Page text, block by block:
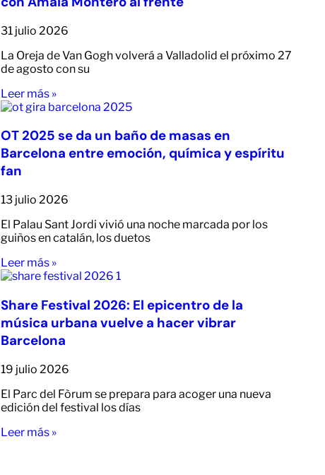
31 julio 2026
La Oreja de Van Gogh volverá a Valladolid el próximo 27
de agosto con su
Leer más »
OT 2025 se da un baño de masas en
Barcelona entre emoción, química y espíritu
fan
13 julio 2026
El Palau Sant Jordi vivió una noche marcada por los
guiños en catalán, los duetos
Leer más »
Share Festival 2026: El epicentro de la
música urbana vuelve a hacer vibrar
Barcelona
19 julio 2026
El Parc del Fòrum se prepara para acoger una nueva
edición del festival los días
Leer más »